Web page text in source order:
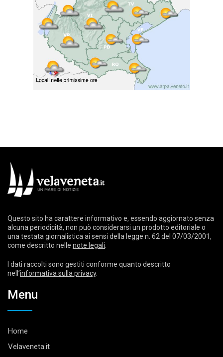
Questo sito ha carattere informativo e, essendo aggiornato senza
alcuna periodicità, non può considerarsi un prodotto editoriale o
una testata giornalistica ai sensi della legge n. 62 del 07/03/2001,
come descritto nelle note legali.
I dati raccolti sono gestiti conforme quanto descritto
nell’informativa sulla privacy.
Menu
Home
Velaveneta.it